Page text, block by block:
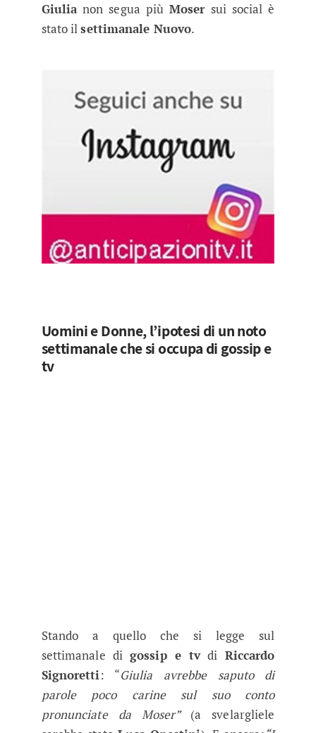
Giulianon segua piùMosersui social è
stato ilsettimanale Nuovo.
Uomini e Donne, l’ipotesi di un noto
settimanale che si occupa di gossip e
tv
Stando a quello che si legge sul
settimanale digossip e tvdi Riccardo
Signoretti: “Giulia avrebbe saputo di
parole poco carine sul suo conto
pronunciate da Moser” (a svelargliele